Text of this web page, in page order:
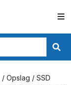
/ Opslag / SSD